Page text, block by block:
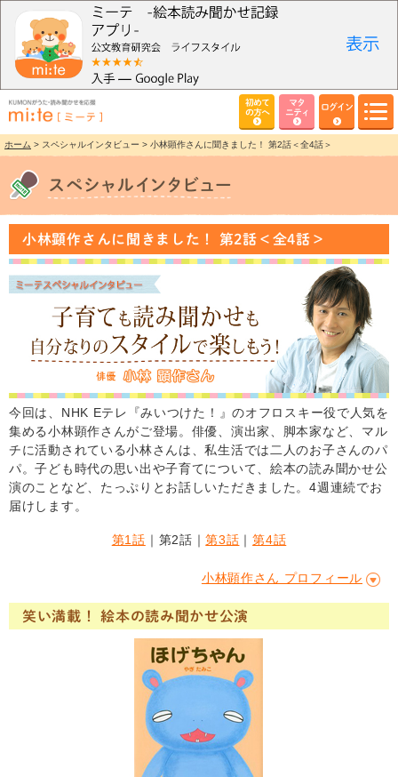
初めて
の方へ
マタ
ニティ
ログイン
ホーム > スペシャルインタビュー > 小林顕作さんに聞きました！ 第2話＜全4話＞
小林顕作さんに聞きました！ 第2話＜全4話＞
今回は、NHK Eテレ『みいつけた！』のオフロスキー役で人気を
集める小林顕作さんがご登場。俳優、演出家、脚本家など、マル
チに活動されている小林さんは、私生活では二人のお子さんのパ
パ。子ども時代の思い出や子育てについて、絵本の読み聞かせ公
演のことなど、たっぷりとお話しいただきました。4週連続でお
届けします。
第1話 ｜第2話｜第3話 ｜第4話
小林顕作さん プロフィール
笑い満載！ 絵本の読み聞かせ公演